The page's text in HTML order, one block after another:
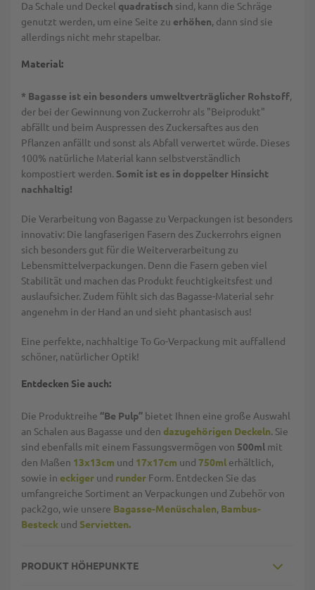
Da Schale und Deckel quadratisch sind, kann die Schräge
genutzt werden, um eine Seite zu erhöhen, dann sind sie
allerdings nicht mehr stapelbar.
Material:
* Bagasse ist ein besonders umweltverträglicher Rohstoff,
der bei der Gewinnung von Zuckerrohr als "Beiprodukt"
abfällt und beim Auspressen des Zuckersaftes aus den
Pflanzen anfällt und sonst als Abfall verwertet würde. Dieses
100% natürliche Material kann selbstverständlich
kompostiert werden. Somit ist es in doppelter Hinsicht
nachhaltig!
Die Verarbeitung von Bagasse zu Verpackungen ist besonders
innovativ: Die langfaserigen Fasern des Zuckerrohrs eignen
sich besonders gut für die Weiterverarbeitung zu
Lebensmittelverpackungen. Denn die Fasern geben viel
Stabilität und machen das Produkt feuchtigkeitsfest und
auslaufsicher. Zudem fühlt sich das Bagasse-Material sehr
angenehm in der Hand an und sieht phantasisch aus!
Eine perfekte, nachhaltige To Go-Verpackung mit auffallend
schöner, natürlicher Optik!
Entdecken Sie auch:
Die Produktreihe “Be Pulp” bietet Ihnen eine große Auswahl
an Schalen aus Bagasse und den dazugehörigen Deckeln. Sie
sind ebenfalls mit einem Fassungsvermögen von 500ml mit
den Maßen 13x13cm und 17x17cm und 750ml erhältlich,
sowie in eckiger und runder Form. Entdecken Sie das
umfangreiche Sortiment an Verpackungen und Zubehör von
pack2go, wie unsere Bagasse-Menüschalen, Bambus-
Besteck und Servietten.
PRODUKT HÖHEPUNKTE